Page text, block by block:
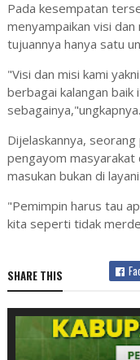
Pada kesempatan
menyampaikan visi dan
tujuannya hanya satu
"Visi dan misi kami
berbagai kalangan baik
sebagainya,"ungkapnya.
Dijelaskannya,
pengayom masyarakat
masukan bukan di
"Pemimpin harus tau
kita seperti tidak
SHARE THIS